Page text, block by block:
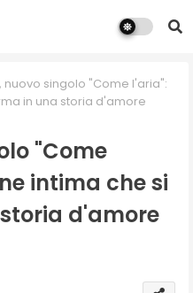
nuovo singolo "Come l'aria":
in una storia d'amore
"Come
intima che si
d'amore